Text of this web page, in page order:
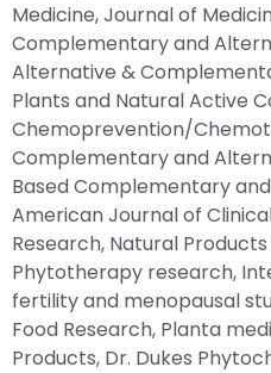
Medicine, Journal of
Complementary and
Alternative &
Plants and Natural Active
Chemoprevention/
Complementary and
Based Complementary
American Journal of
Research, Natural
Phytotherapy research,
fertility and menopausal
Food Research, Planta
Products, Dr. Dukes